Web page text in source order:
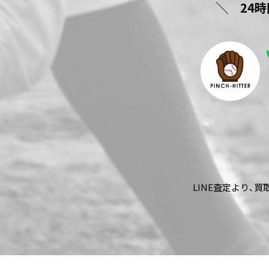
24
LINE査定より､買